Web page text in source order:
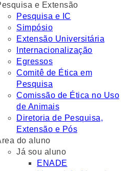
e Extensão
Pesquisa e IC
Simpósio
Extensão Universitária
Internacionalização
Egressos
Comitê de Ética em
Pesquisa
Comissão de Ética no Uso
de Animais
Diretoria de Pesquisa,
Extensão e Pós
do aluno
Já sou aluno
ENADE